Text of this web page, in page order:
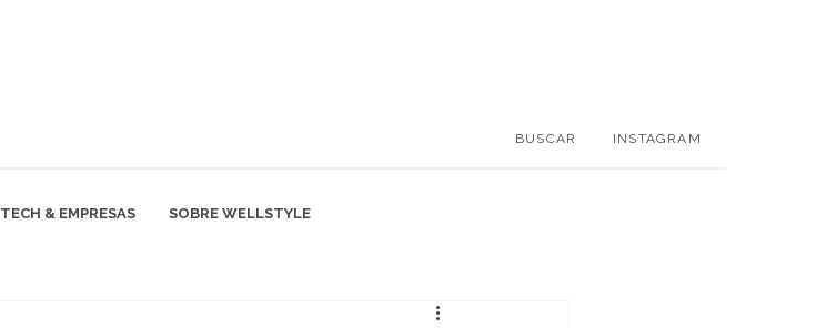
BUSCAR INSTAGRAM
TECH & EMPRESAS SOBRE WELLSTYLE